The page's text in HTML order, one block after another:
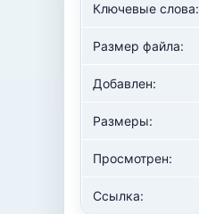
Ключевые слова:
Размер файла:
Добавлен:
Размеры:
Просмотрен:
Ссылка: